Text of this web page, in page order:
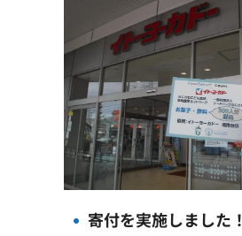
寄付を実施しました！